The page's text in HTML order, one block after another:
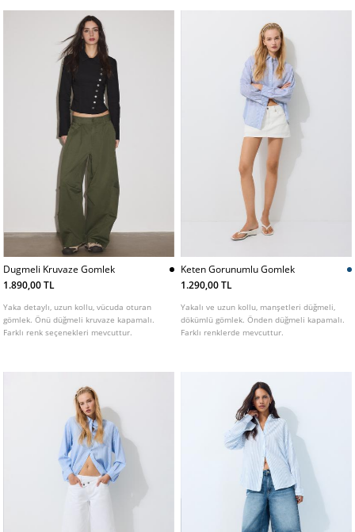
Dugmeli Kruvaze Gomlek
1.890,00 TL
Yaka detaylı, uzun kollu, vücuda oturan
gömlek. Önü düğmeli kruvaze kapamalı.
Farklı renk seçenekleri mevcuttur.
Keten Gorunumlu Gomlek
1.290,00 TL
Yakalı ve uzun kollu, manşetleri düğmeli,
dökümlü gömlek. Önden düğmeli kapamalı.
Farklı renklerde mevcuttur.